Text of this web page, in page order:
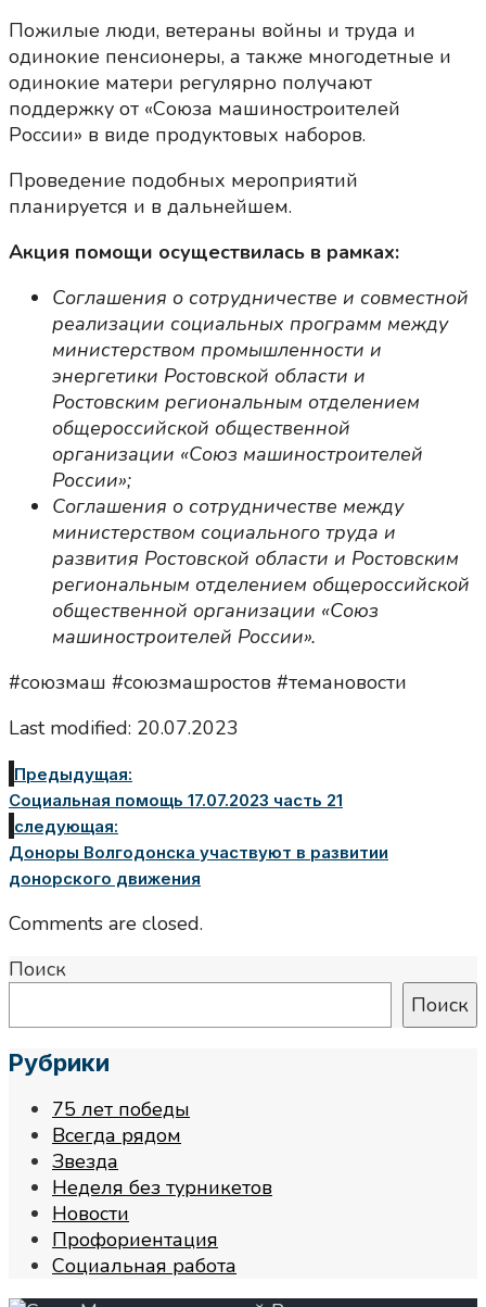
Пожилые люди, ветераны войны и труда и
одинокие пенсионеры, а также многодетные и
одинокие матери регулярно получают
поддержку от «Союза машиностроителей
России» в виде продуктовых наборов.
Проведение подобных мероприятий
планируется и в дальнейшем.
Акция помощи осуществилась в рамках:
Соглашения о сотрудничестве и совместной
реализации социальных программ между
министерством промышленности и
энергетики Ростовской области и
Ростовским региональным отделением
общероссийской общественной
организации «Союз машиностроителей
России»;
Соглашения о сотрудничестве между
министерством социального труда и
развития Ростовской области и Ростовским
региональным отделением общероссийской
общественной организации «Союз
машиностроителей России».
#союзмаш #союзмашростов #темановости
Last modified: 20.07.2023
Предыдущая:
Социальная помощь 17.07.2023 часть 21
следующая:
Доноры Волгодонска участвуют в развитии
донорского движения
Comments are closed.
Поиск
Поиск
Рубрики
75 лет победы
Всегда рядом
Звезда
Неделя без турникетов
Новости
Профориентация
Социальная работа